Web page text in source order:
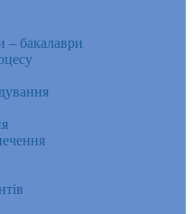
– бакалаври